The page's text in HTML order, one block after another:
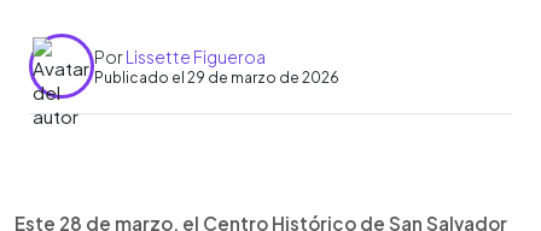
PorLissette Figueroa
Publicado el 29 de marzo de 2026
► Escuchar artículo
El 28 de marzo, el Centro Histórico de San
Este 28 de marzo, el Centro Histórico de San Salvador